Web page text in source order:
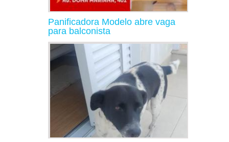
Panificadora Modelo abre vaga
para balconista